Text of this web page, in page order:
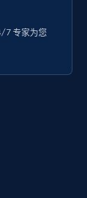
7 专家为您